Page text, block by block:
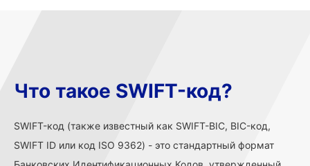
Что такое SWIFT-код?
SWIFT-код (также известный как SWIFT-BIC, BIC-код,
SWIFT ID или код ISO 9362) - это стандартный формат